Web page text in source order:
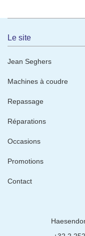
Le site
Jean Seghers
Machines à coudre
Repassage
Réparations
Occasions
Promotions
Contact